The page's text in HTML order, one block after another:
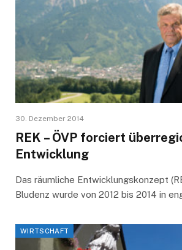
30. Dezember 2014
REK – ÖVP forciert
Entwicklung
Das räumliche Entwicklungskonzept
Bludenz wurde von 2012 bis 2014 in
WIRTSCHAFT